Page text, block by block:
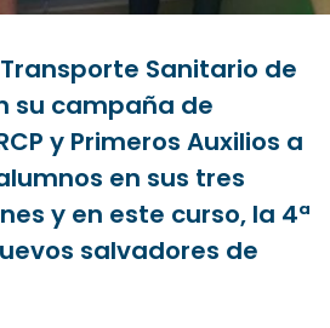
Sanitario de
su campaña de
y Primeros Auxilios a
en sus tres
y en este curso, la 4ª
salvadores de